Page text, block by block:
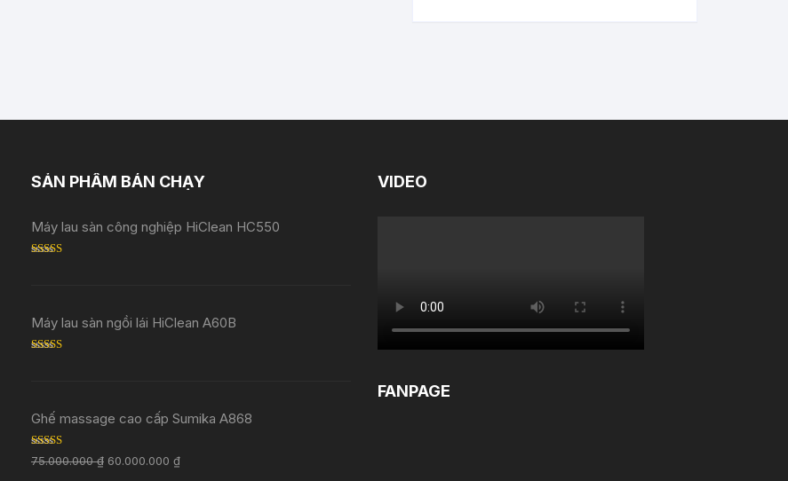
SẢN PHẨM BÁN CHẠY
Máy lau sàn công nghiệp HiClean HC550
Máy lau sàn ngồi lái HiClean A60B
Ghế massage cao cấp Sumika A868
Rated5.00
out of 5
75.000.000₫ 60.000.000 ₫
VIDEO
FANPAGE